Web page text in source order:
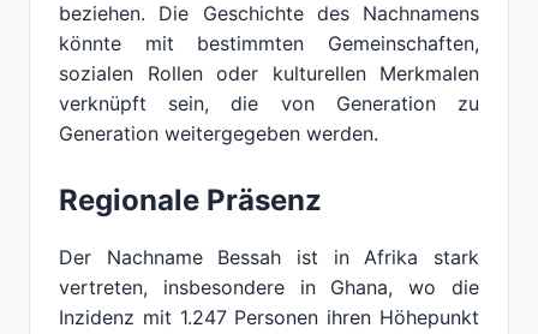
beziehen. Die Geschichte des Nachnamens
könnte mit bestimmten Gemeinschaften,
sozialen Rollen oder kulturellen Merkmalen
verknüpft sein, die von Generation zu
Generation weitergegeben werden.
Regionale Präsenz
Der Nachname Bessah ist in Afrika stark
vertreten, insbesondere in Ghana, wo die
Inzidenz mit 1.247 Personen ihren Höhepunkt